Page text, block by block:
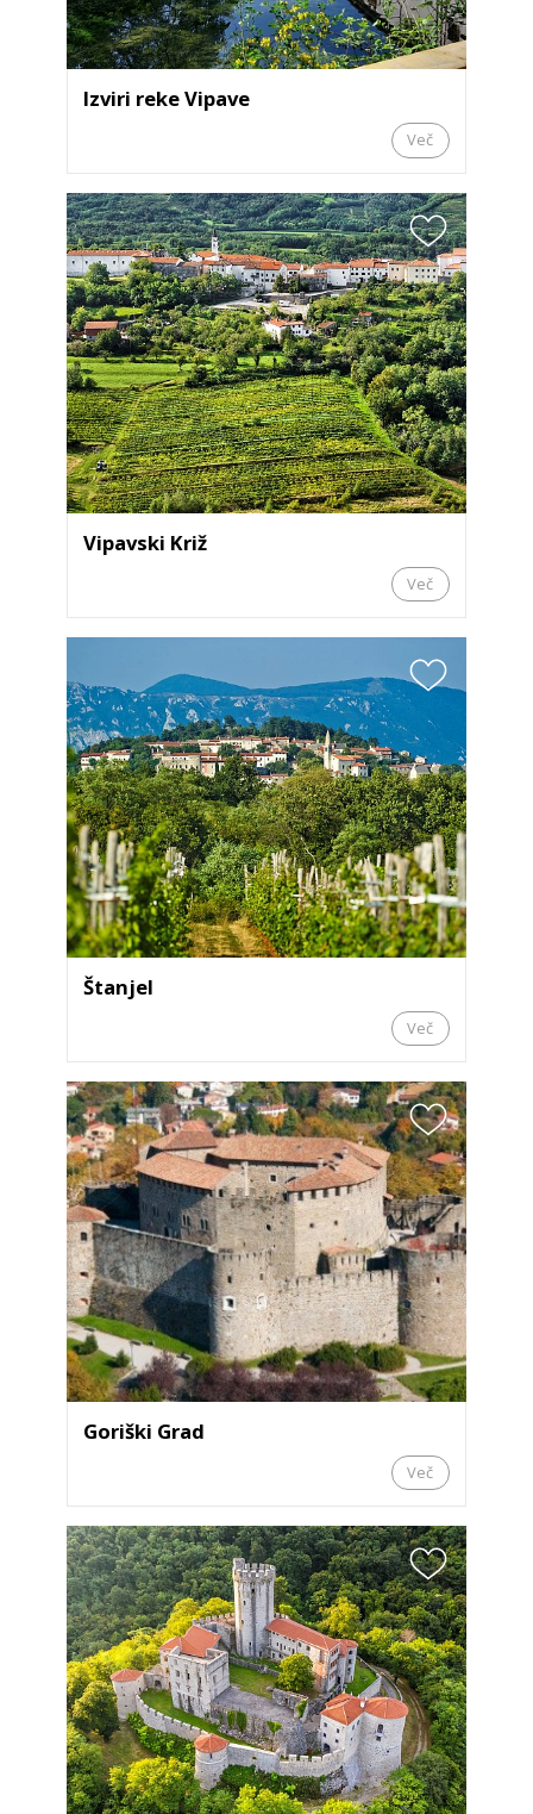
Izviri reke Vipave
Več
Vipavski Križ
Več
Štanjel
Več
Goriški Grad
Več